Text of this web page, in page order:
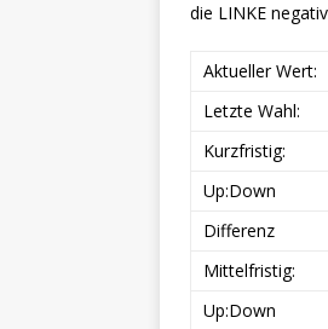
die LINKE
Aktueller Wert:
Letzte Wahl:
Kurzfristig:
Up:Down
Differenz
Mittelfristig:
Up:Down